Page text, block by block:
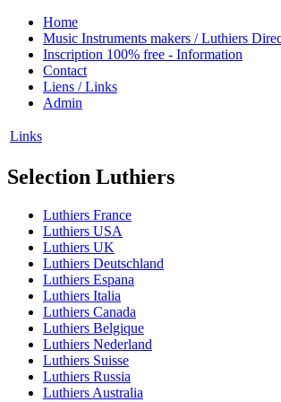
Home
Music Instruments makers / Luthiers
Inscription 100% free - Information
Contact
Liens / Links
Admin
Links
Selection Luthiers
Luthiers France
Luthiers USA
Luthiers UK
Luthiers Deutschland
Luthiers Espana
Luthiers Italia
Luthiers Canada
Luthiers Belgique
Luthiers Nederland
Luthiers Suisse
Luthiers Russia
Luthiers Australia